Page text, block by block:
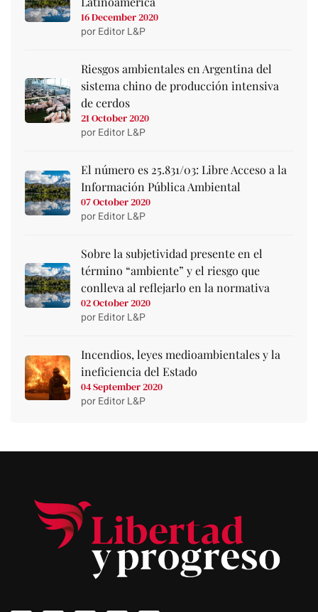
16 December 2020
por Editor L&P
Riesgos ambientales en Argentina del
sistema chino de producción intensiva
de cerdos
21 October 2020
por Editor L&P
El número es 25.831/03: Libre Acceso a la
Información Pública Ambiental
07 October 2020
por Editor L&P
Sobre la subjetividad presente en el
término “ambiente” y el riesgo que
conlleva al reflejarlo en la normativa
02 October 2020
por Editor L&P
Incendios, leyes medioambientales y la
ineficiencia del Estado
04 September 2020
por Editor L&P